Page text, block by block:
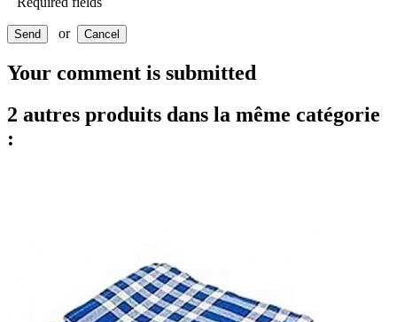
Send or Cancel
Your comment is submitted
2 autres produits dans la même catégorie
: